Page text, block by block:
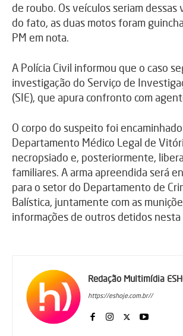
de roubo. Os veículos seriam dessas
do fato, as duas motos foram
PM em nota.
A Polícia Civil informou que o caso
investigação do Serviço de
(SIE), que apura confronto com
O corpo do suspeito foi
Departamento Médico Legal de
necropsiado e, posteriormente,
familiares. A arma apreendida será
para o setor do Departamento de
Balística, juntamente com as
informações de outros detidos nesta
Redação Multimídia
https://eshoje.com.br//